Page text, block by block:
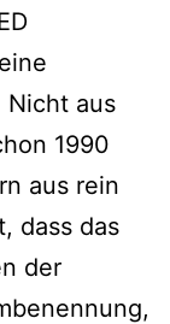
aus
1990
aus rein
dass das
der